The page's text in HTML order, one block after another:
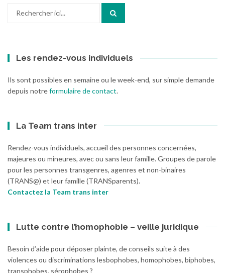
Les rendez-vous individuels
Ils sont possibles en semaine ou le week-end, sur simple demande
depuis notreformulaire de contact.
La Team trans inter
Rendez-vous individuels, accueil des personnes concernées,
majeures ou mineures, avec ou sans leur famille. Groupes de parole
pour les personnes transgenres, agenres et non-binaires
(TRANS@) et leur famille (TRANSparents).
Contactez la Team trans inter
Lutte contre l’homophobie – veille juridique
Besoin d’aide pour déposer plainte, de conseils suite à des
violences ou discriminations lesbophobes, homophobes, biphobes,
transphobes, sérophobes ?